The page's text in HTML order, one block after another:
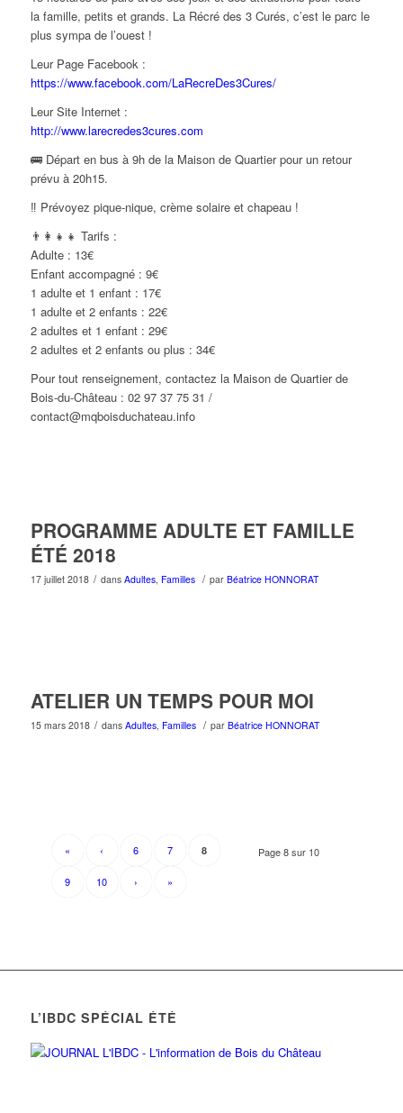
la famille, petits et grands. La Récré des 3 Curés, c’est le parc le
plus sympa de l’ouest !
Leur Page Facebook :
https://www.facebook.com/LaRecreDes3Cures/
Leur Site Internet :
http://www.larecredes3cures.com
🚌 Départ en bus à 9h de la Maison de Quartier pour un retour
prévu à 20h15.
‼ Prévoyez pique-nique, crème solaire et chapeau !
👨‍👩‍👧‍👧 Tarifs :
Adulte : 13€
Enfant accompagné : 9€
1 adulte et 1 enfant : 17€
1 adulte et 2 enfants : 22€
2 adultes et 1 enfant : 29€
2 adultes et 2 enfants ou plus : 34€
Pour tout renseignement, contactez la Maison de Quartier de
Bois-du-Château : 02 97 37 75 31 /
contact@mqboisduchateau.info
PROGRAMME ADULTE ET FAMILLE
ÉTÉ 2018
17 juillet 2018 / dans Adultes, Familles / par Béatrice HONNORAT
ATELIER UN TEMPS POUR MOI
15 mars 2018 / dans Adultes, Familles / par Béatrice HONNORAT
Page 8 sur 10
« ‹ 6 7 8
9 10 › »
L’IBDC SPÉCIAL ÉTÉ